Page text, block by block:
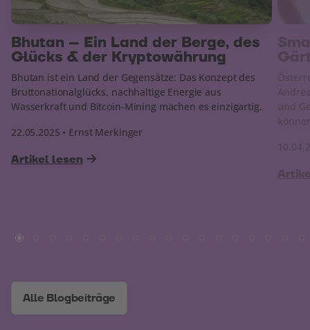
Bhutan – Ein Land der Berge, des
Glücks & der Kryptowährung
Bhutan ist ein Land der Gegensätze: Das Konzept des
Bruttonationalglücks, nachhaltige Energie aus
Wasserkraft und Bitcoin-Mining machen es einzigartig.
22.05.2025 • Ernst Merkinger
Artikel lesen
und
Alle Blogbeiträge